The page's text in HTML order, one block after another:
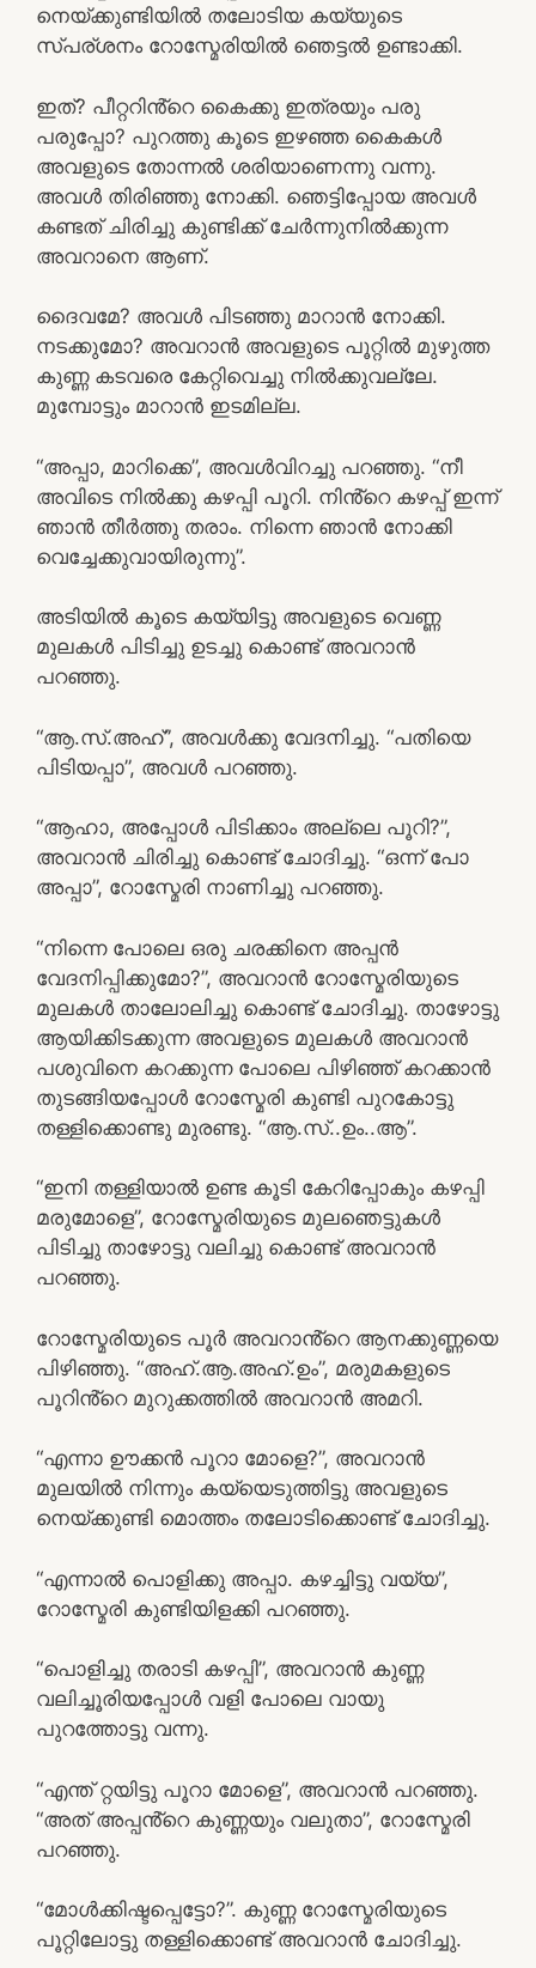
നെയ്ക്കുണ്ടിയിൽ തലോടിയ കയ്യുടെ
സ്പര്ശനം റോസ്മേരിയിൽ ഞെട്ടൽ ഉണ്ടാക്കി.
ഇത്? പീറ്ററിൻ്റെ കൈക്കു ഇത്രയും പരു
പരുപ്പോ? പുറത്തു കൂടെ ഇഴഞ്ഞ കൈകൾ
അവളുടെ തോന്നൽ ശരിയാണെന്നു വന്നു.
അവൾ തിരിഞ്ഞു നോക്കി. ഞെട്ടിപ്പോയ അവൾ
കണ്ടത് ചിരിച്ചു കുണ്ടിക്ക് ചേർന്നുനിൽക്കുന്ന
അവറാനെ ആണ്.
ദൈവമേ? അവൾ പിടഞ്ഞു മാറാൻ നോക്കി.
നടക്കുമോ? അവറാൻ അവളുടെ പൂറ്റിൽ മുഴുത്ത
കുണ്ണ കടവരെ കേറ്റിവെച്ചു നിൽക്കുവല്ലേ.
മുമ്പോട്ടും മാറാൻ ഇടമില്ല.
“അപ്പാ, മാറിക്കെ”, അവൾവിറച്ചു പറഞ്ഞു. “നീ
അവിടെ നിൽക്കു കഴപ്പി പൂറി. നിൻ്റെ കഴപ്പ് ഇന്ന്
ഞാൻ തീർത്തു തരാം. നിന്നെ ഞാൻ നോക്കി
വെച്ചേക്കുവായിരുന്നു”.
അടിയിൽ കൂടെ കയ്യിട്ടു അവളുടെ വെണ്ണ
മുലകൾ പിടിച്ചു ഉടച്ചു കൊണ്ട് അവറാൻ
പറഞ്ഞു.
“ആ.സ്.അഹ്”, അവൾക്കു വേദനിച്ചു. “പതിയെ
പിടിയപ്പാ”, അവൾ പറഞ്ഞു.
“ആഹാ, അപ്പോൾ പിടിക്കാം അല്ലെ പൂറി?”,
അവറാൻ ചിരിച്ചു കൊണ്ട് ചോദിച്ചു. “ഒന്ന് പോ
അപ്പാ”, റോസ്മേരി നാണിച്ചു പറഞ്ഞു.
“നിന്നെ പോലെ ഒരു ചരക്കിനെ അപ്പൻ
വേദനിപ്പിക്കുമോ?”, അവറാൻ റോസ്മേരിയുടെ
മുലകൾ താലോലിച്ചു കൊണ്ട് ചോദിച്ചു. താഴോട്ടു
ആയിക്കിടക്കുന്ന അവളുടെ മുലകൾ അവറാൻ
പശുവിനെ കറക്കുന്ന പോലെ പിഴിഞ്ഞ് കറക്കാൻ
തുടങ്ങിയപ്പോൾ റോസ്മേരി കുണ്ടി പുറകോട്ടു
തള്ളിക്കൊണ്ടു മുരണ്ടു. “ആ.സ്..ഉം..ആ”.
“ഇനി തള്ളിയാൽ ഉണ്ട കൂടി കേറിപ്പോകും കഴപ്പി
മരുമോളെ”, റോസ്മേരിയുടെ മുലഞെട്ടുകൾ
പിടിച്ചു താഴോട്ടു വലിച്ചു കൊണ്ട് അവറാൻ
പറഞ്ഞു.
റോസ്മേരിയുടെ പൂർ അവറാൻ്റെ ആനക്കുണ്ണയെ
പിഴിഞ്ഞു. “അഹ്.ആ.അഹ്.ഉം”, മരുമകളുടെ
പൂറിൻ്റെ മുറുക്കത്തിൽ അവറാൻ അമറി.
“എന്നാ ഊക്കൻ പൂറാ മോളെ?”, അവറാൻ
മുലയിൽ നിന്നും കയ്യെടുത്തിട്ടു അവളുടെ
നെയ്ക്കുണ്ടി മൊത്തം തലോടിക്കൊണ്ട് ചോദിച്ചു.
“എന്നാൽ പൊളിക്കു അപ്പാ. കഴച്ചിട്ടു വയ്യ”,
റോസ്മേരി കുണ്ടിയിളക്കി പറഞ്ഞു.
“പൊളിച്ചു തരാടി കഴപ്പി”, അവറാൻ കുണ്ണ
വലിച്ചൂരിയപ്പോൾ വളി പോലെ വായു
പുറത്തോട്ടു വന്നു.
“എന്ത് റ്റയിട്ടു പൂറാ മോളെ”, അവറാൻ പറഞ്ഞു.
“അത് അപ്പൻ്റെ കുണ്ണയും വലുതാ”, റോസ്മേരി
പറഞ്ഞു.
“മോൾക്കിഷ്ടപ്പെട്ടോ?”. കുണ്ണ റോസ്മേരിയുടെ
പൂറ്റിലോട്ടു തള്ളിക്കൊണ്ട് അവറാൻ ചോദിച്ചു.